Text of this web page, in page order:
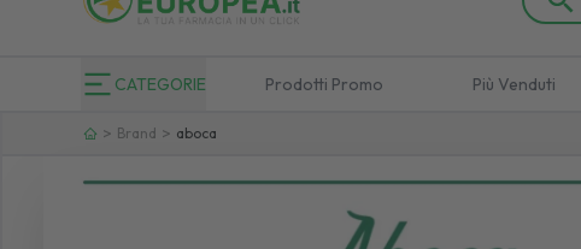
CATEGORIE Prodotti Promo Più Venduti
> Brand > aboca